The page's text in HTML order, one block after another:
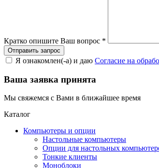
Кратко опишите Ваш вопрос *
Я ознакомлен(-а) и даю Согласие на
Ваша заявка принята
Мы свяжемся с Вами в ближайшее время
Каталог
Компьютеры и опции
Настольные компьютеры
Опции для настольных
Тонкие клиенты
Моноблоки